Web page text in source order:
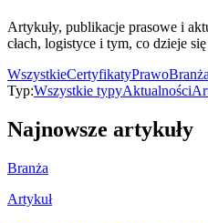
Artykuły, publikacje prasowe i
cłach, logistyce i tym, co dzieje
WszystkieCertyfikatyPrawoBranża
Typ:Wszystkie typyAktualności
Najnowsze artykuły
Branża
Artykuł